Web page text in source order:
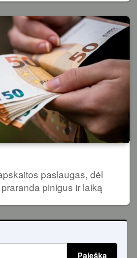
paslaugas, dėl
pinigus ir laiką
Paieška